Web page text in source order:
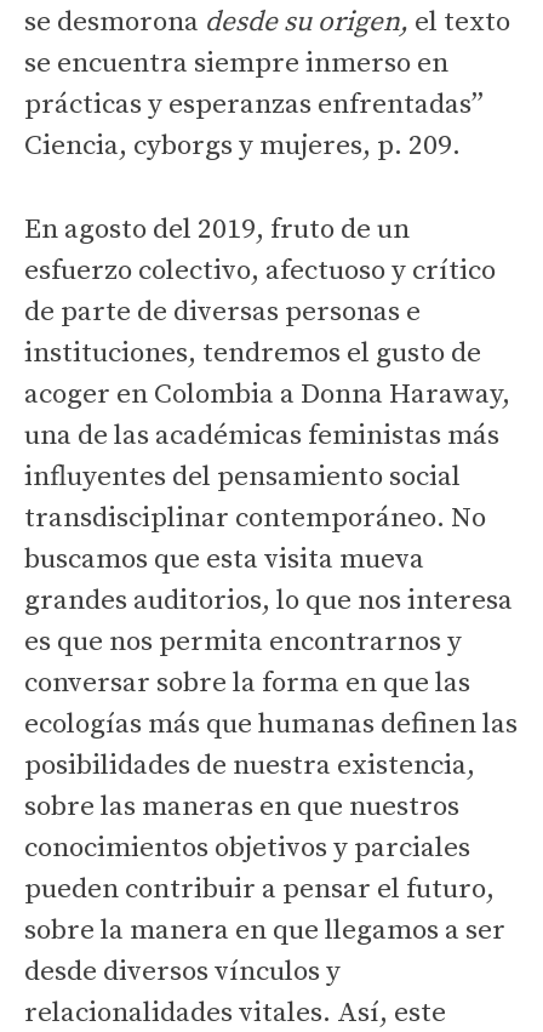
se desmorona desde su origen, el texto
se encuentra siempre inmerso en
prácticas y esperanzas enfrentadas”
Ciencia, cyborgs y mujeres, p. 209.
En agosto del 2019, fruto de un
esfuerzo colectivo, afectuoso y crítico
de parte de diversas personas e
instituciones, tendremos el gusto de
acoger en Colombia a Donna Haraway,
una de las académicas feministas más
influyentes del pensamiento social
transdisciplinar contemporáneo. No
buscamos que esta visita mueva
grandes auditorios, lo que nos interesa
es que nos permita encontrarnos y
conversar sobre la forma en que las
ecologías más que humanas definen las
posibilidades de nuestra existencia,
sobre las maneras en que nuestros
conocimientos objetivos y parciales
pueden contribuir a pensar el futuro,
sobre la manera en que llegamos a ser
desde diversos vínculos y
relacionalidades vitales. Así, este